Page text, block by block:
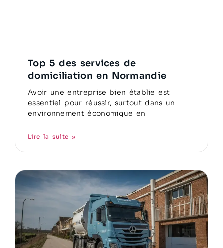
Top 5 des services de
domiciliation en Normandie
Avoir une entreprise bien établie est
essentiel pour réussir, surtout dans un
environnement économique en
Lire la suite »